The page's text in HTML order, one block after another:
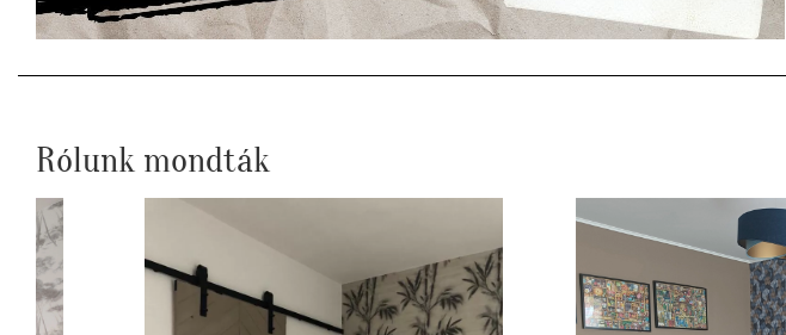
Rólunk mondták